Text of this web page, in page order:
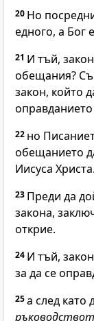
20 Но
едного, а Бог
21 И тъй,
обещания?
закон, който
22 но
обещанието
Иисуса Христа.
23 Преди да
закона,
открие.
24 И тъй,
за да се
25а след като